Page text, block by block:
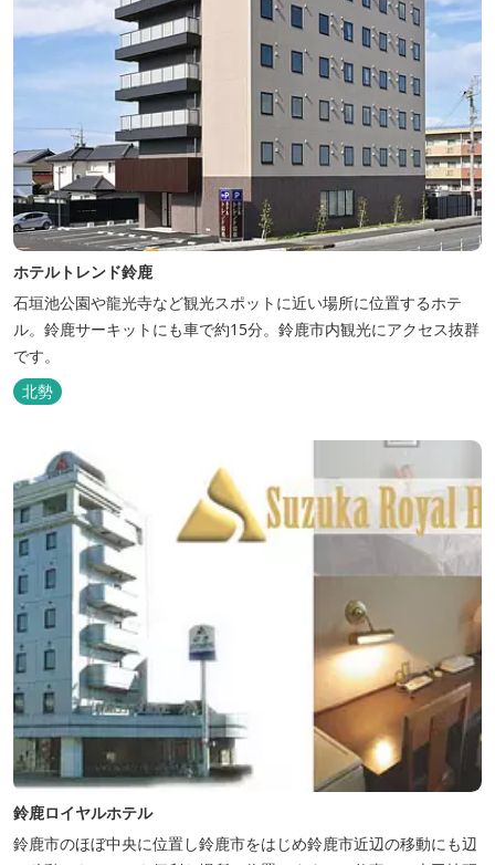
ホテルトレンド鈴鹿
石垣池公園や龍光寺など観光スポットに近い場所に位置するホテ
ル。鈴鹿サーキットにも車で約15分。鈴鹿市内観光にアクセス抜群
です。
北勢
鈴鹿ロイヤルホテル
鈴鹿市のほぼ中央に位置し鈴鹿市をはじめ鈴鹿市近辺の移動にも辺